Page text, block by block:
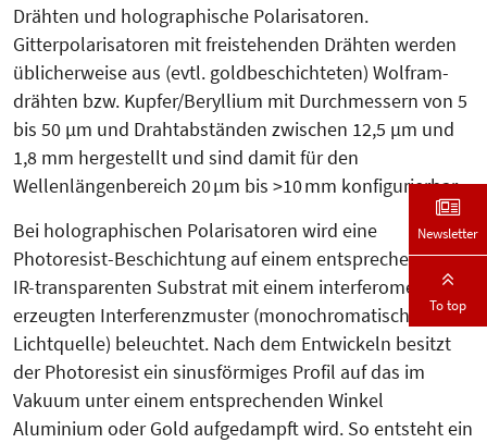
Drähten und holographische Pola­risatoren.
Gitterpolarisatoren mit freistehenden Drähten werden
üblicher­wei­se aus (evtl. goldbeschichteten) Wolfram­
drähten bzw. Kupfer/Beryl­lium mit Durchmessern von 5
bis 50 µm und Drahtabständen zwischen 12,5 µm und
1,8 mm hergestellt und sind damit für den
Wellenlängenbereich 20 µm bis >10 mm konfigurierbar.
Bei holographischen Polarisatoren wird eine
Photoresist-Beschichtung auf einem entsprechenden
IR-transparenten Sub­strat mit einem interferometrisch
erzeugten Interferenzmuster (monochromatische
Lichtquelle) beleuchtet. Nach dem Entwickeln besitzt
der Photoresist ein sinusförmiges Profil auf das im
Vakuum unter einem entsprechenden Winkel
Aluminium oder Gold aufgedampft wird. So entsteht ein
Newsletter
To top